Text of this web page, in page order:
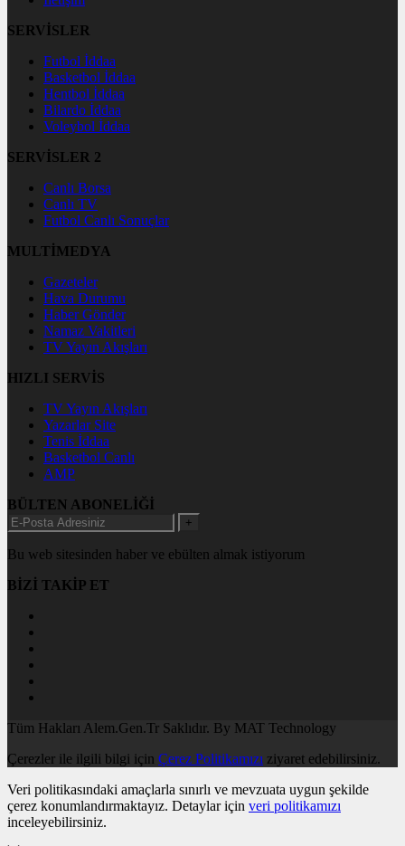
SERVİSLER
Futbol İddaa
Basketbol İddaa
Hentbol İddaa
Bilardo İddaa
Voleybol İddaa
SERVİSLER 2
Canlı Borsa
Canlı TV
Futbol Canlı Sonuçlar
MULTİMEDYA
Gazeteler
Hava Durumu
Haber Gönder
Namaz Vakitleri
TV Yayın Akışları
HIZLI SERVİS
TV Yayın Akışları
Yazarlar Site
Tenis İddaa
Basketbol Canlı
AMP
BÜLTEN ABONELİĞİ
+
Bu web sitesinden haber ve ebülten almak istiyorum
BİZİ TAKİP ET
Tüm Hakları Alem.Gen.Tr Saklıdır. By MAT Technology
Çerezler ile ilgili bilgi için Çerez Politikamızı ziyaret edebilirsiniz.
Veri politikasındaki amaçlarla sınırlı ve mevzuata uygun şekilde
çerez konumlandırmaktayız. Detaylar için veri politikamızı
inceleyebilirsiniz.